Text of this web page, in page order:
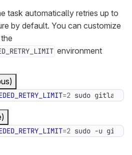
task automatically retries up to
by default. You can customize
environment
=2 sudo gitlab-
=2 sudo -u git -